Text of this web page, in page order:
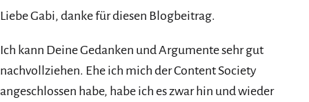
Liebe Gabi, danke für diesen Blogbeitrag.
Ich kann Deine Gedanken und Argumente sehr gut
nachvollziehen. Ehe ich mich der Content Society
angeschlossen habe, habe ich es zwar hin und wieder